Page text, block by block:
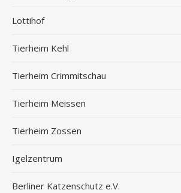
Lottihof
Tierheim Kehl
Tierheim Crimmitschau
Tierheim Meissen
Tierheim Zossen
Igelzentrum
Berliner Katzenschutz e.V.